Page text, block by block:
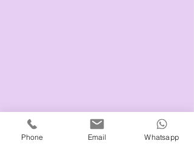
Phone Email Whatsapp